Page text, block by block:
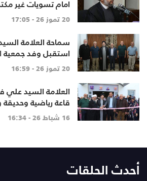
امام تسويات غير
لا الحل
20 تموز 26 - 17:05
سماحة العلامة
استقبل وفد جمعية
20 تموز 26 - 16:59
العلامة السيد علي
قاعة رياضية
دوحة المبرات
16 شباط 26 - 16:34
أحدث الحلقات